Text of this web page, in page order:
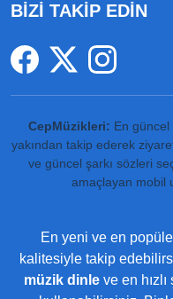
BİZİ TAKİP EDİN
CepMüzikleri: En güncel
yakından takip ederek
ve güncel şarkı sözleri
amaçlayan mobil
En yeni ve en
kalitesiyle takip
müzik dinleve en hızlı